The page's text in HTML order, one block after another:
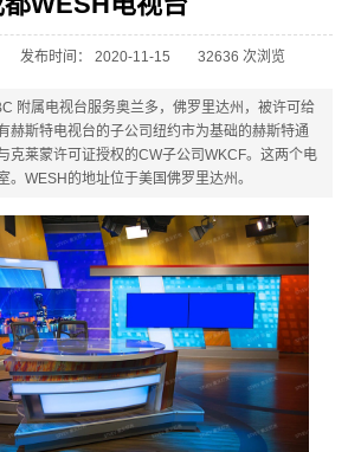
发布时间： 2020-11-15 32636 次浏览
附属电视台服务奥兰多，佛罗里达州，被许可给
赫斯特电视台的子公司纽约市为基础的赫斯特通
克莱蒙许可证授权的CW子公司WKCF。这两个电
。WESH的地址位于美国佛罗里达州。